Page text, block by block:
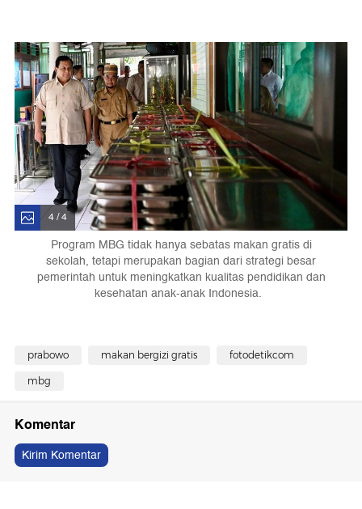
4 / 4
Program MBG tidak hanya sebatas makan gratis di
sekolah, tetapi merupakan bagian dari strategi besar
pemerintah untuk meningkatkan kualitas pendidikan dan
kesehatan anak-anak Indonesia.
prabowo makan bergizi gratis fotodetikcom
mbg
Komentar
Kirim Komentar